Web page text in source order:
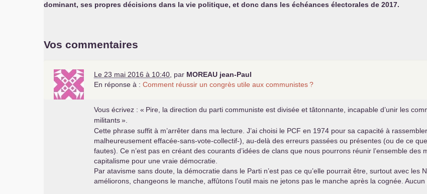
dominant, ses propres décisions dans la vie politique, et donc dans les échéances électorales de 2017.
Vos commentaires
Le 23 mai 2016 à 10:40 par MOREAU jean-Paul
En réponse à : Comment réussir un congrès utile aux communistes?
Vous écrivez : « Pire, la direction du parti communiste est divisée et tâtonnante, incapable d’unir les
militants».
Cette phrase suffit à m’arrêter dans ma lecture. J’ai choisi le PCF en 1974 pour sa capacité à
malheureusement effacée-sans-vote-collectif-), au-delà des erreurs passées ou présentes (ou de ce
fautes). Ce n’est pas en créant des courants d’idées de clans que nous pourrons réunir l’ensemble
capitalisme pour une vraie démocratie.
Par atavisme sans doute, la démocratie dans le Parti n’est pas ce qu’elle pourrait être, surtout avec les
améliorons, changeons le manche, affûtons l’outil mais ne jetons pas le manche après la cognée.